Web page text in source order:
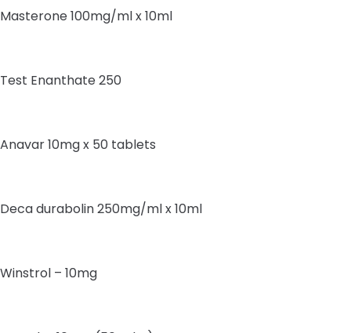
Masterone 100mg/ml x 10ml
Test Enanthate 250
Anavar 10mg x 50 tablets
Deca durabolin 250mg/ml x 10ml
Winstrol – 10mg